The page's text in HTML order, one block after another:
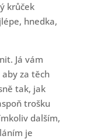
krůček
hnedka,
Já vám
za těch
tak, jak
trošku
dalším,
je